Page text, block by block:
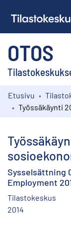
OTOS
Kokoelmat
Etusivu
Sysselsättning
Employment
Tilastokeskus
2014